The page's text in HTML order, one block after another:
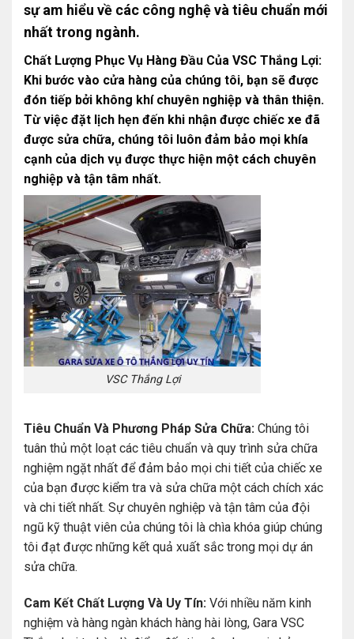
sự am hiểu về các công nghệ và tiêu chuẩn mới
nhất trong ngành.
Chất Lượng Phục Vụ Hàng Đầu Của VSC Thắng Lợi:
Khi bước vào cửa hàng của chúng tôi, bạn sẽ được
đón tiếp bởi không khí chuyên nghiệp và thân thiện.
Từ việc đặt lịch hẹn đến khi nhận được chiếc xe đã
được sửa chữa, chúng tôi luôn đảm bảo mọi khía
cạnh của dịch vụ được thực hiện một cách chuyên
nghiệp và tận tâm nhất.
VSC Thắng Lợi
Tiêu Chuẩn Và Phương Pháp Sửa Chữa: Chúng tôi
tuân thủ một loạt các tiêu chuẩn và quy trình sửa chữa
nghiệm ngặt nhất để đảm bảo mọi chi tiết của chiếc xe
của bạn được kiểm tra và sửa chữa một cách chích xác
và chi tiết nhất. Sự chuyên nghiệp và tận tâm của đội
ngũ kỹ thuật viên của chúng tôi là chìa khóa giúp chúng
tôi đạt được những kết quả xuất sắc trong mọi dự án
sửa chữa.
Cam Kết Chất Lượng Và Uy Tín: Với nhiều năm kinh
nghiệm và hàng ngàn khách hàng hài lòng, Gara VSC